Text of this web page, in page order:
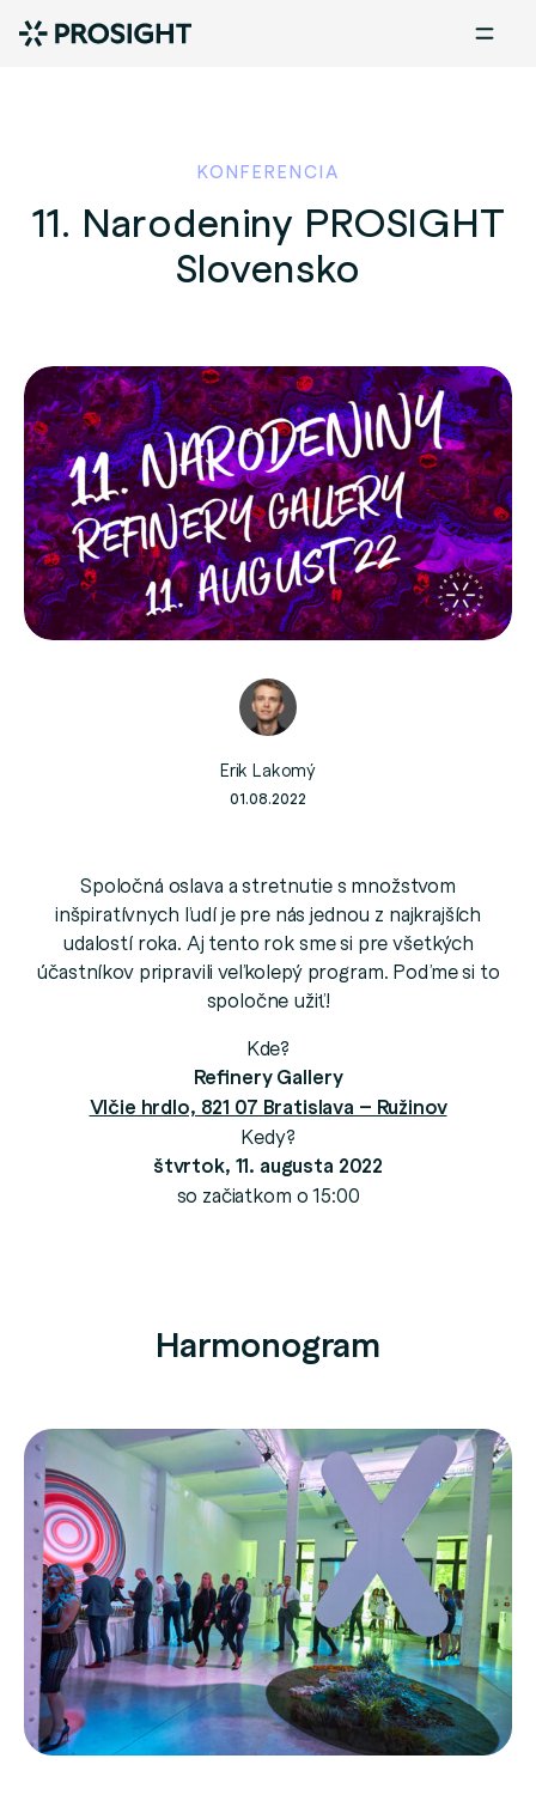
KONFERENCIA
11. Narodeniny PROSIGHT
Slovensko
Erik Lakomý
01.08.2022
Spoločná oslava a stretnutie s množstvom
inšpiratívnych ľudí je pre nás jednou z najkrajších
udalostí roka. Aj tento rok sme si pre všetkých
účastníkov pripravili veľkolepý program. Poďme si to
spoločne užiť!
Kedy?
štvrtok, 11. augusta 2022
so začiatkom o 15:00
Kde?
Refinery Gallery
Vlčie hrdlo, 821 07 Bratislava – Ružinov
Harmonogram